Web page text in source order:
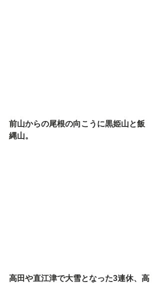
前山からの尾根の向こうに黒姫山と飯
縄山。
高田や直江津で大雪となった3連休、高